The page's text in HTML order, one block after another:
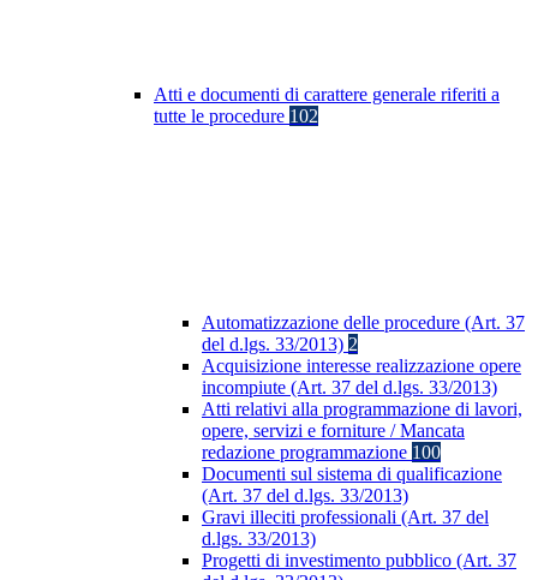
Atti e documenti di carattere generale riferiti a
tutte le procedure 102
Automatizzazione delle procedure (Art. 37
del d.lgs. 33/2013) 2
Acquisizione interesse realizzazione opere
incompiute (Art. 37 del d.lgs. 33/2013)
Atti relativi alla programmazione di lavori,
opere, servizi e forniture / Mancata
redazione programmazione 100
Documenti sul sistema di qualificazione
(Art. 37 del d.lgs. 33/2013)
Gravi illeciti professionali (Art. 37 del
d.lgs. 33/2013)
Progetti di investimento pubblico (Art. 37